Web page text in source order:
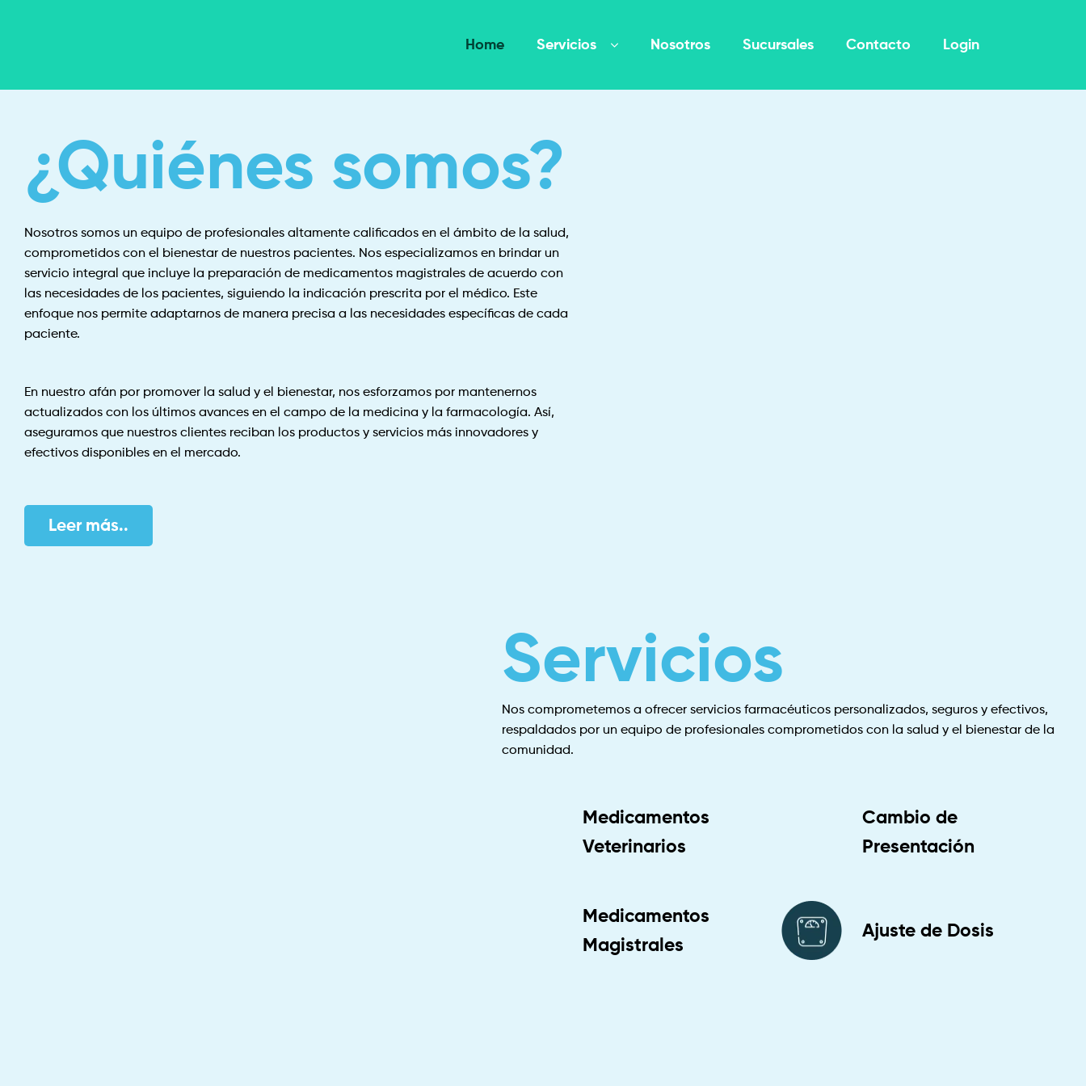
Home Servicios Nosotros Sucursales Contacto Login
¿Quiénes somos?
Nosotros somos un equipo de profesionales altamente calificados en el ámbito de la salud,
comprometidos con el bienestar de nuestros pacientes. Nos especializamos en brindar un
servicio integral que incluye la preparación de medicamentos magistrales de acuerdo con
las necesidades de los pacientes, siguiendo la indicación prescrita por el médico. Este
enfoque nos permite adaptarnos de manera precisa a las necesidades específicas de cada
paciente.
En nuestro afán por promover la salud y el bienestar, nos esforzamos por mantenernos
actualizados con los últimos avances en el campo de la medicina y la farmacología. Así,
aseguramos que nuestros clientes reciban los productos y servicios más innovadores y
efectivos disponibles en el mercado.
Leer más..
Servicios
Nos comprometemos a ofrecer servicios farmacéuticos personalizados, seguros y efectivos,
respaldados por un equipo de profesionales comprometidos con la salud y el bienestar de la
comunidad.
Medicamentos
Veterinarios
Cambio de
Presentación
Medicamentos
Magistrales
Ajuste de Dosis